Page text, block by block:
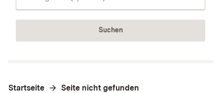
Suchen
Startseite Seite nicht gefunden